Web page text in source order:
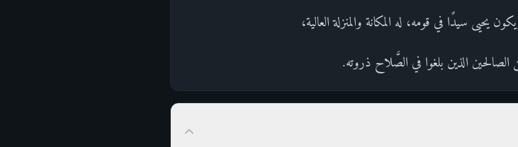
سيدًا في قومه، له المكانة والمنزلة العالية،
الذين بلغوا في الصَّلاح ذروته.